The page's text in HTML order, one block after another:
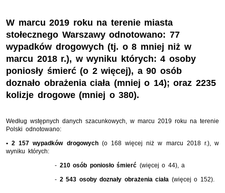
W marcu 2019 roku na terenie miasta
stołecznego Warszawy odnotowano: 77
wypadków drogowych (tj. o 8 mniej niż w
marcu 2018 r.), w wyniku których: 4 osoby
poniosły śmierć (o 2 więcej), a 90 osób
doznało obrażenia ciała (mniej o 14); oraz 2235
kolizje drogowe (mniej o 380).
Według wstępnych danych szacunkowych, w marcu 2019 roku na terenie
Polski odnotowano:
• 2 157 wypadków drogowych (o 168 więcej niż w marcu 2018 r.), w
wyniku których:
- 210 osób poniosło śmierć (więcej o 44), a
- 2 543 osoby doznały obrażenia ciała (więcej o 152).